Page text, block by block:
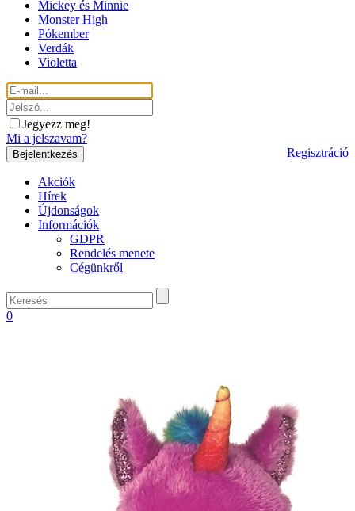
Mickey és Minnie
Monster High
Pókember
Verdák
Violetta
Jegyezz meg!
Mi a jelszavam?
Regisztráció
Akciók
Hírek
Újdonságok
Információk
GDPR
Rendelés menete
Cégünkről
0